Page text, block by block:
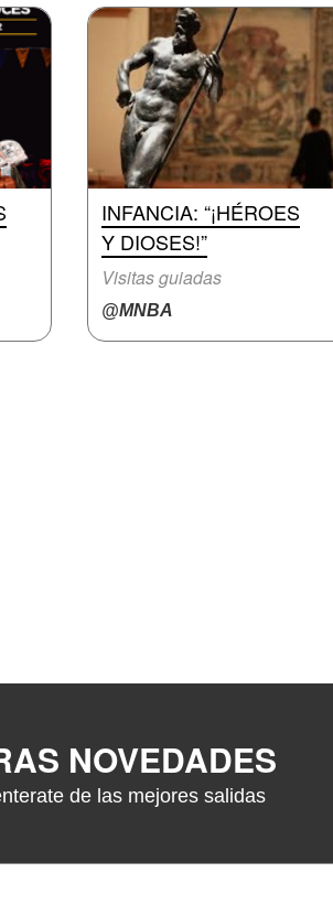
INFANCIA: “¡HÉROES
Y DIOSES!”
Visitas guiadas
@MNBA
NOVEDADES
de las mejores salidas